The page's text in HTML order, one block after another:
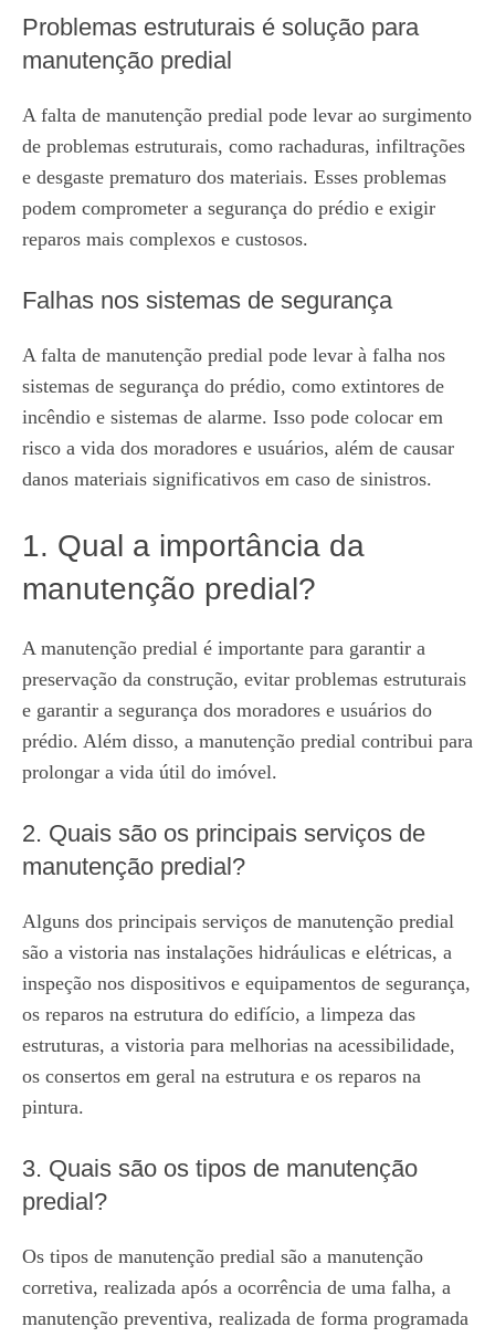
Problemas estruturais é solução para
manutenção predial
A falta de manutenção predial pode levar ao surgimento
de problemas estruturais, como rachaduras, infiltrações
e desgaste prematuro dos materiais. Esses problemas
podem comprometer a segurança do prédio e exigir
reparos mais complexos e custosos.
Falhas nos sistemas de segurança
A falta de manutenção predial pode levar à falha nos
sistemas de segurança do prédio, como extintores de
incêndio e sistemas de alarme. Isso pode colocar em
risco a vida dos moradores e usuários, além de causar
danos materiais significativos em caso de sinistros.
1. Qual a importância da
manutenção predial?
A manutenção predial é importante para garantir a
preservação da construção, evitar problemas estruturais
e garantir a segurança dos moradores e usuários do
prédio. Além disso, a manutenção predial contribui para
prolongar a vida útil do imóvel.
2. Quais são os principais serviços de
manutenção predial?
Alguns dos principais serviços de manutenção predial
são a vistoria nas instalações hidráulicas e elétricas, a
inspeção nos dispositivos e equipamentos de segurança,
os reparos na estrutura do edifício, a limpeza das
estruturas, a vistoria para melhorias na acessibilidade,
os consertos em geral na estrutura e os reparos na
pintura.
3. Quais são os tipos de manutenção
predial?
Os tipos de manutenção predial são a manutenção
corretiva, realizada após a ocorrência de uma falha, a
manutenção preventiva, realizada de forma programada